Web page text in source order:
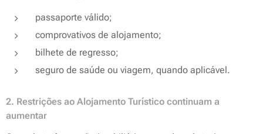
passaporte válido;
comprovativos de alojamento;
bilhete de regresso;
seguro de saúde ou viagem, quando aplicável.
2. Restrições ao Alojamento Turístico continuam a
aumentar